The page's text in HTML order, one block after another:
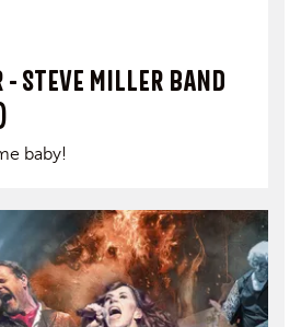
STEVE MILLER BAND
baby!